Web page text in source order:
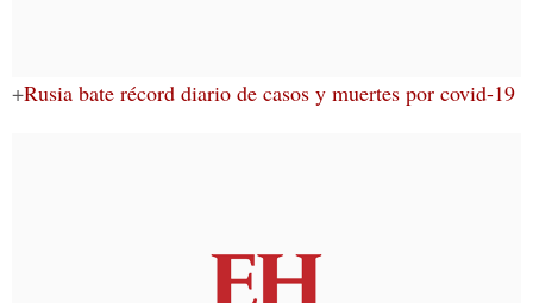
+Rusia bate récord diario de casos y muertes por covid-19